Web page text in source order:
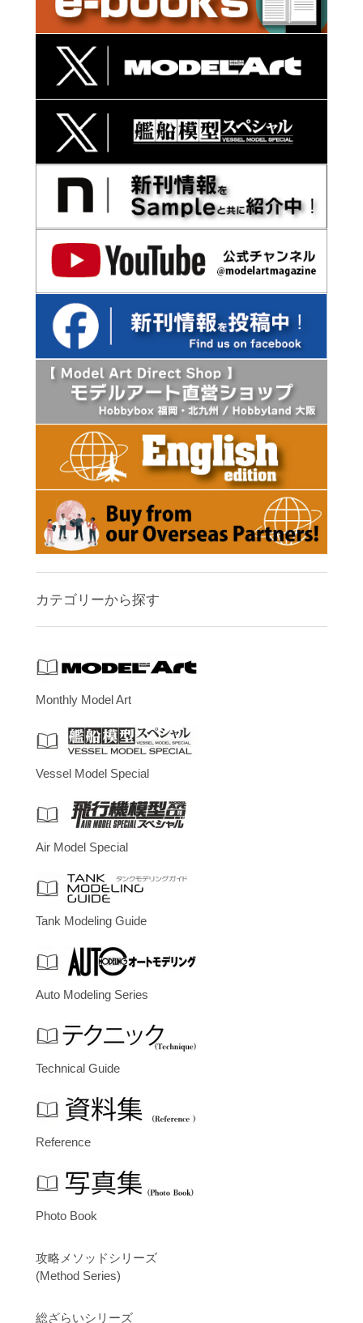
カテゴリーから探す
Monthly Model Art
Vessel Model Special
Air Model Special
Tank Modeling Guide
Auto Modeling Series
Technical Guide
Reference
Photo Book
攻略メソッドシリーズ
(Method Series)
総ざらいシリーズ